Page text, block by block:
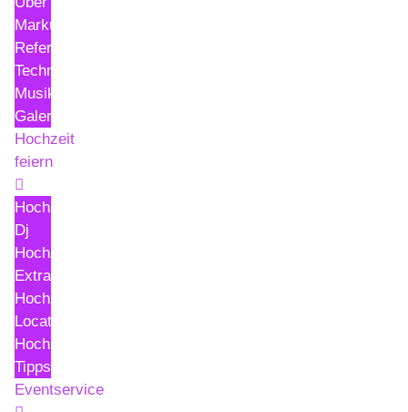
Markus
Referenzen
Technik
Musik
Galerie
Hochzeit
feiern
Hochzeits
Dj
Hochzeit
Extras
Hochzeit
Locations
Hochzeits
Tipps
Eventservice